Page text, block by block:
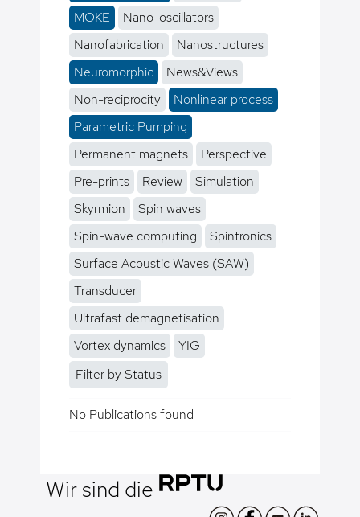
MOKE
Nano-oscillators
Nanofabrication
Nanostructures
Neuromorphic
News&Views
Non-reciprocity
Nonlinear process
Parametric Pumping
Permanent magnets
Perspective
Pre-prints
Review
Simulation
Skyrmion
Spin waves
Spin-wave computing
Spintronics
Surface Acoustic Waves (SAW)
Transducer
Ultrafast demagnetisation
Vortex dynamics
YIG
Filter by Status
No Publications found
Wir sind die